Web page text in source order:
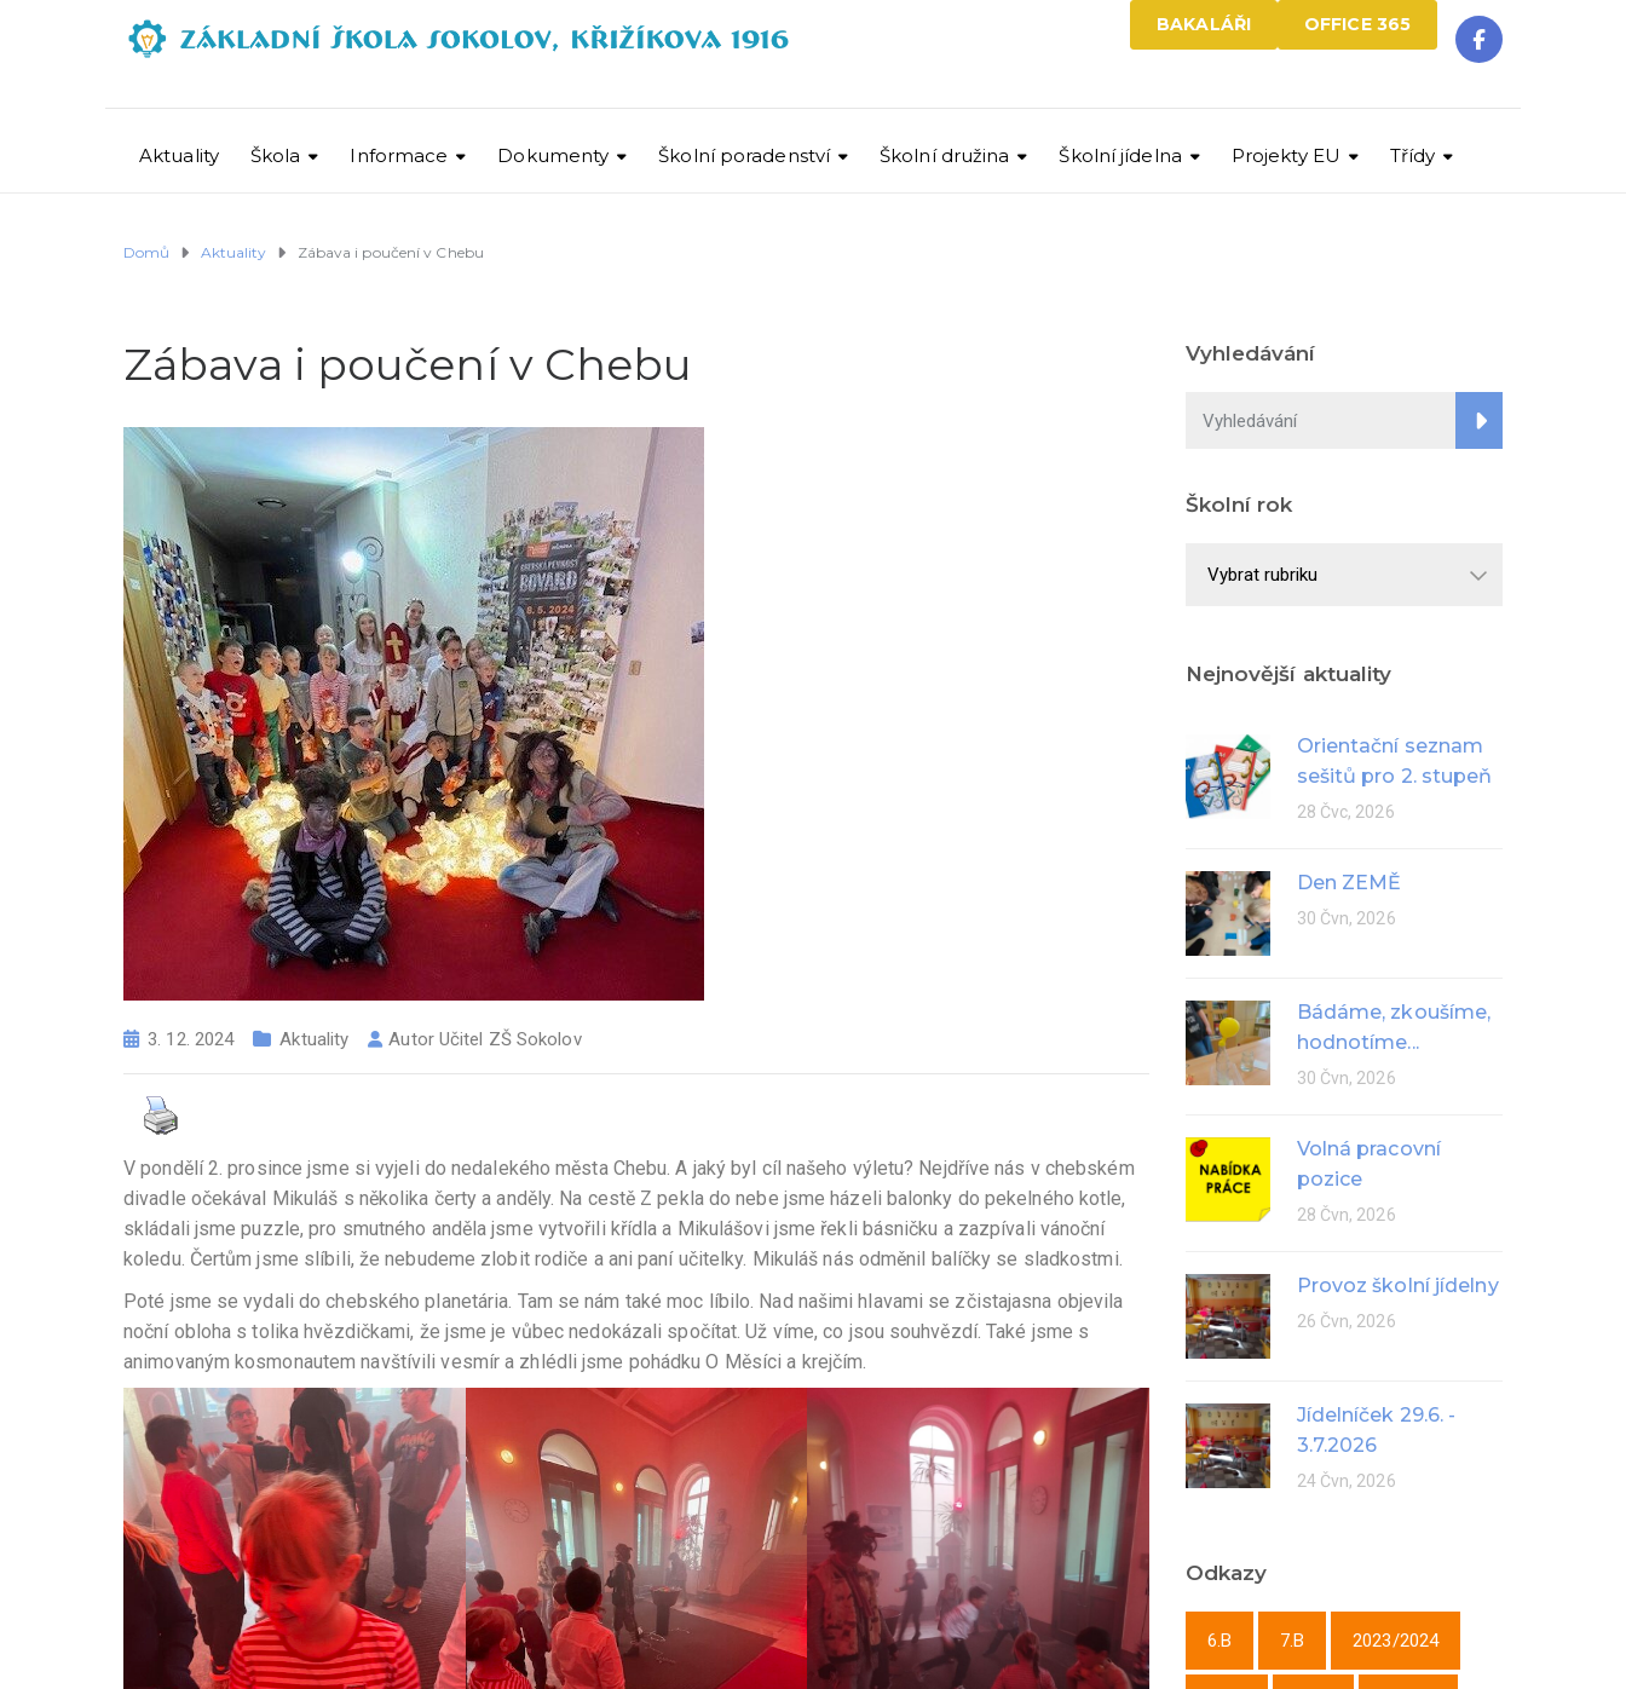
OFFICE 365
BAKALÁŘI
Aktuality Škola Informace Dokumenty Školní poradenství Školní družina Školní jídelna Projekty EU Třídy
Domů Aktuality Zábava i poučení v Chebu
Zábava i poučení v Chebu
3. 12. 2024 Aktuality Autor Učitel ZŠ Sokolov
V pondělí 2. prosince jsme si vyjeli do nedalekého města Chebu. A jaký byl cíl našeho výletu? Nejdříve nás v chebském
divadle očekával Mikuláš s několika čerty a anděly. Na cestě Z pekla do nebe jsme házeli balonky do pekelného kotle,
skládali jsme puzzle, pro smutného anděla jsme vytvořili křídla a Mikulášovi jsme řekli básničku a zazpívali vánoční
koledu. Čertům jsme slíbili, že nebudeme zlobit rodiče a ani paní učitelky. Mikuláš nás odměnil balíčky se sladkostmi.
Poté jsme se vydali do chebského planetária. Tam se nám také moc líbilo. Nad našimi hlavami se zčistajasna objevila
noční obloha s tolika hvězdičkami, že jsme je vůbec nedokázali spočítat. Už víme, co jsou souhvězdí. Také jsme s
animovaným kosmonautem navštívili vesmír a zhlédli jsme pohádku O Měsíci a krejčím.
Vyhledávání
Školní rok
Nejnovější aktuality
Orientační seznam
sešitů pro 2. stupeň
28 Čvc, 2026
Den ZEMĚ
30 Čvn, 2026
Bádáme, zkoušíme,
hodnotíme...
30 Čvn, 2026
Volná pracovní
pozice
28 Čvn, 2026
Provoz školní jídelny
26 Čvn, 2026
Jídelníček 29.6. -
3.7.2026
24 Čvn, 2026
Odkazy
6.B 7.B 2023/2024